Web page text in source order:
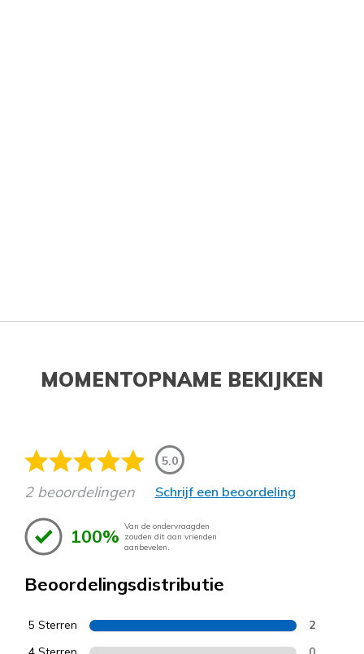
MOMENTOPNAME BEKIJKEN
5.0
2 beoordelingen Schrijf een beoordeling
100% Van de ondervraagden
zouden dit aan vrienden
aanbevelen.
Beoordelingsdistributie
5 Sterren 2
0